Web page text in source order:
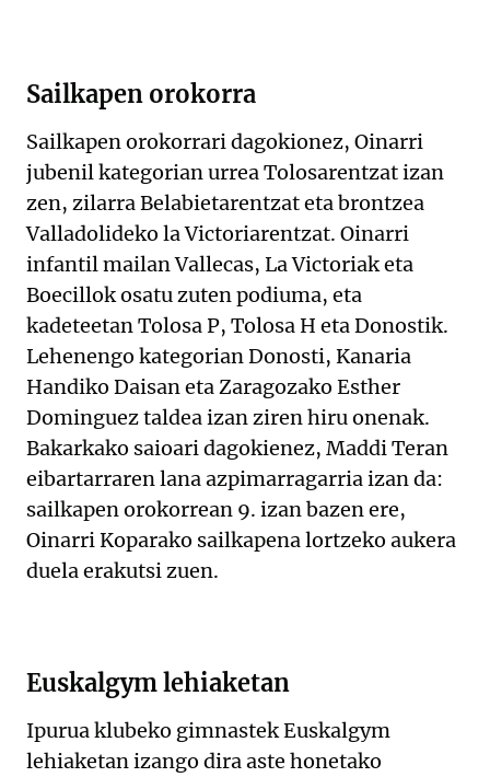
Sailkapen orokorra
Sailkapen orokorrari dagokionez, Oinarri
jubenil kategorian urrea Tolosarentzat izan
zen, zilarra Belabietarentzat eta brontzea
Valladolideko la Victoriarentzat. Oinarri
infantil mailan Vallecas, La Victoriak eta
Boecillok osatu zuten podiuma, eta
kadeteetan Tolosa P, Tolosa H eta Donostik.
Lehenengo kategorian Donosti, Kanaria
Handiko Daisan eta Zaragozako Esther
Dominguez taldea izan ziren hiru onenak.
Bakarkako saioari dagokienez, Maddi Teran
eibartarraren lana azpimarragarria izan da:
sailkapen orokorrean 9. izan bazen ere,
Oinarri Koparako sailkapena lortzeko aukera
duela erakutsi zuen.
Euskalgym lehiaketan
Ipurua klubeko gimnastek Euskalgym
lehiaketan izango dira aste honetako